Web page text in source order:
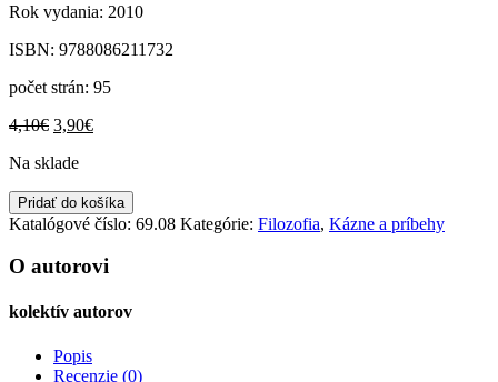
Rok vydania: 2010
ISBN: 9788086211732
počet strán: 95
4,10€ Pôvodná
bola:
3,90€Aktuálna
Na sklade
množstvo
Člověče,
jsi?
Pridať do košíka
Katalógové číslo: 69.08 Kategórie: Filozofia, Kázne a príbehy
O autorovi
kolektív autorov
Popis
Recenzie (0)